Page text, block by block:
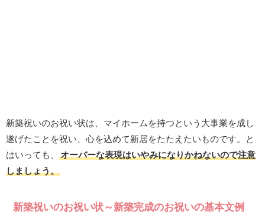
新築祝いのお祝い状は、マイホームを持つという大事業を成し
遂げたことを祝い、心を込めて新居をたたえたいものです。と
はいっても、
オーバーな表現はいやみになりかねないので注意
しましょう。
新築祝いのお祝い状～新築完成のお祝いの基本文例